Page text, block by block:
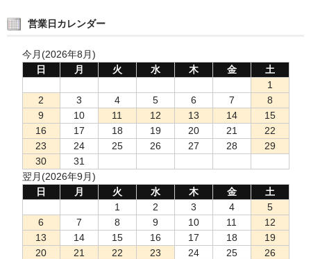
営業日カレンダー
今月(2026年8月)
日
月 火 水 木 金
土
1
2
3 4 5 6 7
8
9
10 11 12 13 14
15
16
17 18 19 20 21
22
23
24 25 26 27 28
29
30
31
翌月(2026年9月)
日
月 火 水 木 金
土
1
2 3 4
5
6
7 8 9 10 11
12
13
14 15 16 17 18
19
20
21 22 23 24 25
26